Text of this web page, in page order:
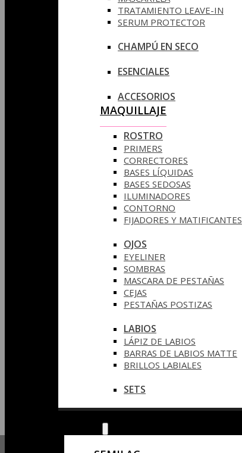
TRATAMIENTO LEAVE-IN
SERUM PROTECTOR
CHAMPÚ EN SECO
ESENCIALES
ACCESORIOS
MAQUILLAJE
ROSTRO
PRIMERS
CORRECTORES
BASES LÍQUIDAS
BASES SEDOSAS
ILUMINADORES
CONTORNO
FIJADORES Y MATIFICANTES
OJOS
EYELINER
SOMBRAS
MASCARA DE PESTAÑAS
CEJAS
PESTAÑAS POSTIZAS
LABIOS
LÁPIZ DE LABIOS
BARRAS DE LABIOS MATTE
BRILLOS LABIALES
SETS